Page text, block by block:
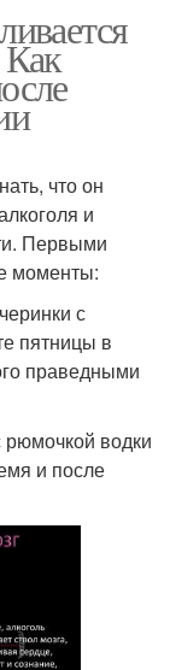
Как
что он
и
Первыми
моменты:
с
пятницы в
праведными
водки
и после